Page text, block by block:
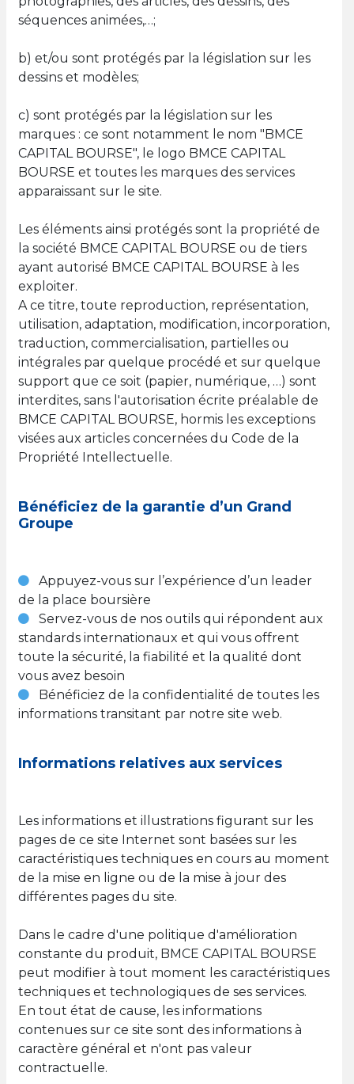
séquences animées,…;
b) et/ou sont protégés par la législation sur les
dessins et modèles;
c) sont protégés par la législation sur les
marques : ce sont notamment le nom "BMCE
CAPITAL BOURSE", le logo BMCE CAPITAL
BOURSE et toutes les marques des services
apparaissant sur le site.
Les éléments ainsi protégés sont la propriété de
la société BMCE CAPITAL BOURSE ou de tiers
ayant autorisé BMCE CAPITAL BOURSE à les
exploiter.
A ce titre, toute reproduction, représentation,
utilisation, adaptation, modification, incorporation,
traduction, commercialisation, partielles ou
intégrales par quelque procédé et sur quelque
support que ce soit (papier, numérique, …) sont
interdites, sans l'autorisation écrite préalable de
BMCE CAPITAL BOURSE, hormis les exceptions
visées aux articles concernées du Code de la
Propriété Intellectuelle.
Bénéficiez de la garantie d’un Grand
Groupe
Appuyez-vous sur l’expérience d’un leader
de la place boursière
Servez-vous de nos outils qui répondent aux
standards internationaux et qui vous offrent
toute la sécurité, la fiabilité et la qualité dont
vous avez besoin
Bénéficiez de la confidentialité de toutes les
informations transitant par notre site web.
Informations relatives aux services
Les informations et illustrations figurant sur les
pages de ce site Internet sont basées sur les
caractéristiques techniques en cours au moment
de la mise en ligne ou de la mise à jour des
différentes pages du site.
Dans le cadre d'une politique d'amélioration
constante du produit, BMCE CAPITAL BOURSE
peut modifier à tout moment les caractéristiques
techniques et technologiques de ses services.
En tout état de cause, les informations
contenues sur ce site sont des informations à
caractère général et n'ont pas valeur
contractuelle.